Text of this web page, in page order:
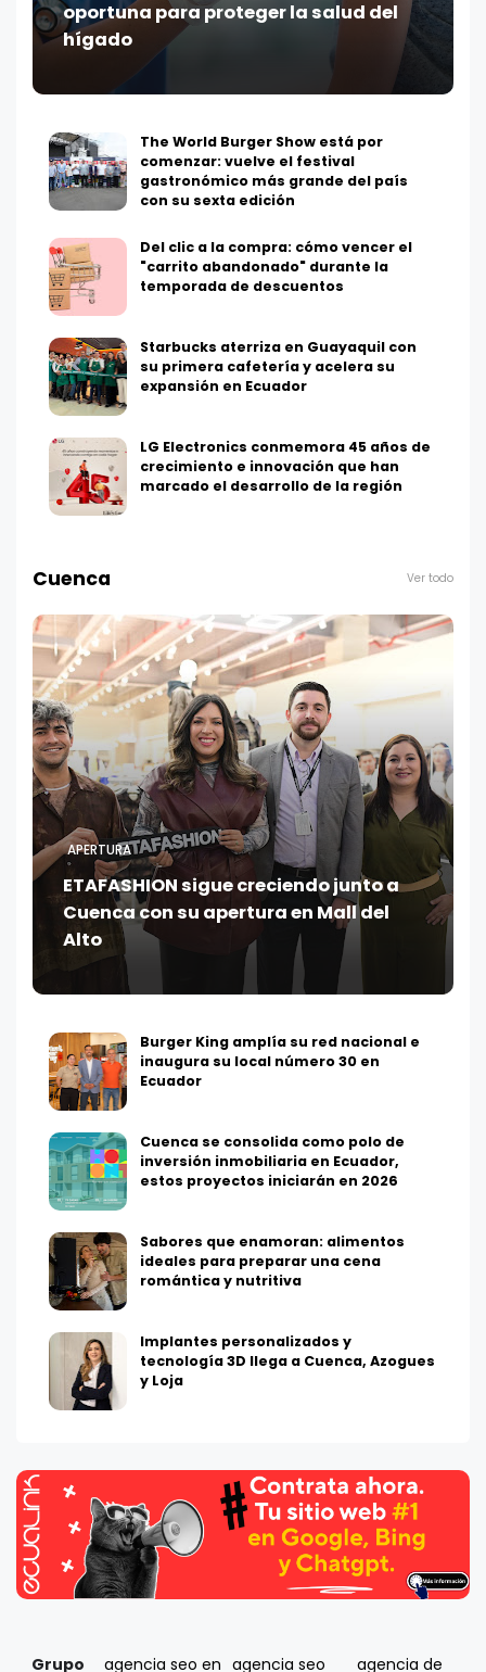
oportuna para proteger la salud del
hígado
The World Burger Show está por
comenzar: vuelve el festival
gastronómico más grande del país
con su sexta edición
Del clic a la compra: cómo vencer el
"carrito abandonado" durante la
temporada de descuentos
Starbucks aterriza en Guayaquil con
su primera cafetería y acelera su
expansión en Ecuador
LG Electronics conmemora 45 años de
crecimiento e innovación que han
marcado el desarrollo de la región
Cuenca Ver todo
APERTURA
ETAFASHION sigue creciendo junto a
Cuenca con su apertura en Mall del
Alto
Burger King amplía su red nacional e
inaugura su local número 30 en
Ecuador
Cuenca se consolida como polo de
inversión inmobiliaria en Ecuador,
estos proyectos iniciarán en 2026
Sabores que enamoran: alimentos
ideales para preparar una cena
romántica y nutritiva
Implantes personalizados y
tecnología 3D llega a Cuenca, Azogues
y Loja
Grupo agencia seo en agencia seo agencia de